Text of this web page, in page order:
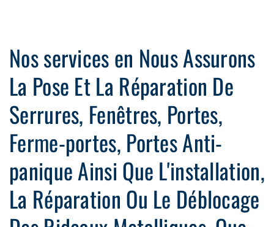
Nos services en Nous Assurons
La Pose Et La Réparation De
Serrures, Fenêtres, Portes,
Ferme-portes, Portes Anti-
panique Ainsi Que L'installation,
La Réparation Ou Le Déblocage